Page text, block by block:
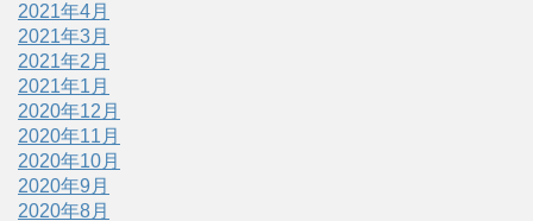
2021年4月
2021年3月
2021年2月
2021年1月
2020年12月
2020年11月
2020年10月
2020年9月
2020年8月